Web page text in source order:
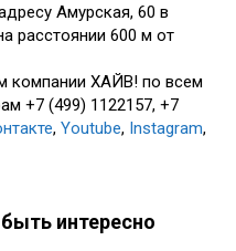
Амурская, 60 в
расстоянии 600 м от
компании ХАЙВ! по всем
+7 (499) 1122157, +7
, Youtube, Instagram,
интересно